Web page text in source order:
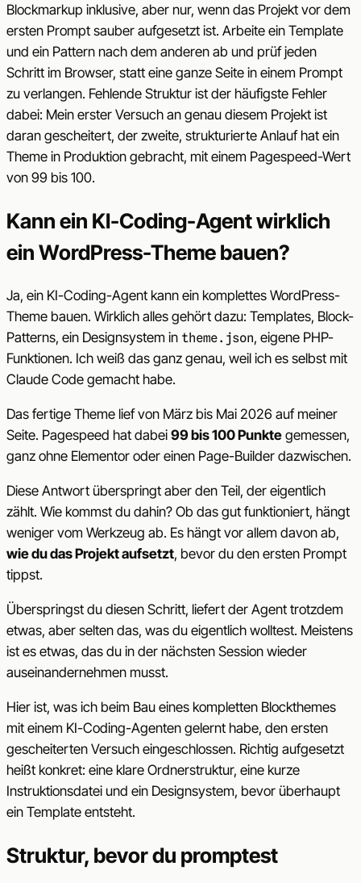
Blockmarkup inklusive, aber nur, wenn das Projekt vor dem
ersten Prompt sauber aufgesetzt ist. Arbeite ein Template
und ein Pattern nach dem anderen ab und prüf jeden
Schritt im Browser, statt eine ganze Seite in einem Prompt
zu verlangen. Fehlende Struktur ist der häufigste Fehler
dabei: Mein erster Versuch an genau diesem Projekt ist
daran gescheitert, der zweite, strukturierte Anlauf hat ein
Theme in Produktion gebracht, mit einem Pagespeed-Wert
von 99 bis 100.
Kann ein KI-Coding-Agent wirklich
ein WordPress-Theme bauen?
Ja, ein KI-Coding-Agent kann ein komplettes WordPress-
Theme bauen. Wirklich alles gehört dazu: Templates, Block-
Patterns, ein Designsystem in theme.json, eigene PHP-
Funktionen. Ich weiß das ganz genau, weil ich es selbst mit
Claude Code gemacht habe.
Das fertige Theme lief von März bis Mai 2026 auf meiner
Seite. Pagespeed hat dabei 99 bis 100 Punkte gemessen,
ganz ohne Elementor oder einen Page-Builder dazwischen.
Diese Antwort überspringt aber den Teil, der eigentlich
zählt. Wie kommst du dahin? Ob das gut funktioniert, hängt
weniger vom Werkzeug ab. Es hängt vor allem davon ab,
wie du das Projekt aufsetzt, bevor du den ersten Prompt
tippst.
Überspringst du diesen Schritt, liefert der Agent trotzdem
etwas, aber selten das, was du eigentlich wolltest. Meistens
ist es etwas, das du in der nächsten Session wieder
auseinandernehmen musst.
Hier ist, was ich beim Bau eines kompletten Blockthemes
mit einem KI-Coding-Agenten gelernt habe, den ersten
gescheiterten Versuch eingeschlossen. Richtig aufgesetzt
heißt konkret: eine klare Ordnerstruktur, eine kurze
Instruktionsdatei und ein Designsystem, bevor überhaupt
ein Template entsteht.
Struktur, bevor du promptest